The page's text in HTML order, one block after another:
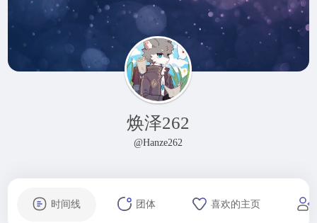
焕泽262
@Hanze262
时间线 团体 喜欢的主页